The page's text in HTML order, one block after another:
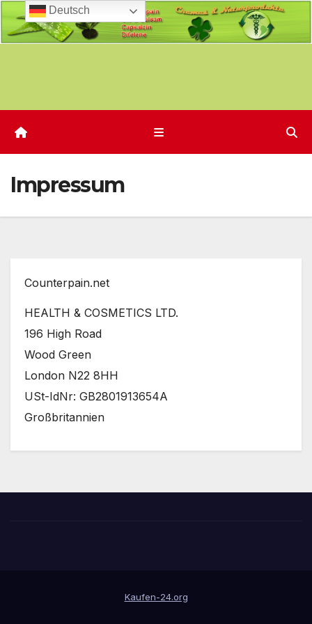
Impressum
Counterpain.net
HEALTH & COSMETICS LTD.
196 High Road
Wood Green
London N22 8HH
USt-IdNr: GB2801913654A
Großbritannien
Kaufen-24.org
Deutsch